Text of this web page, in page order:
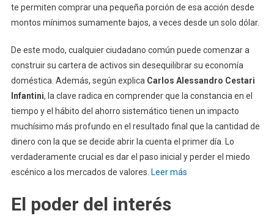
te permiten comprar una pequeña porción de esa acción desde
montos mínimos sumamente bajos, a veces desde un solo dólar.
De este modo, cualquier ciudadano común puede comenzar a
construir su cartera de activos sin desequilibrar su economía
doméstica. Además, según explica Carlos Alessandro Cestari
Infantini, la clave radica en comprender que la constancia en el
tiempo y el hábito del ahorro sistemático tienen un impacto
muchísimo más profundo en el resultado final que la cantidad de
dinero con la que se decide abrir la cuenta el primer día. Lo
verdaderamente crucial es dar el paso inicial y perder el miedo
escénico a los mercados de valores. Leer más
El poder del interés